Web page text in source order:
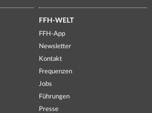
FFH-WELT
FFH-App
Newsletter
Kontakt
Frequenzen
Jobs
Führungen
Presse